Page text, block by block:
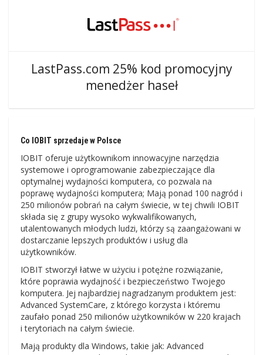
LastPass.com 25% kod promocyjny
menedżer haseł
Co IOBIT sprzedaje w Polsce
IOBIT oferuje użytkownikom innowacyjne narzędzia
systemowe i oprogramowanie zabezpieczające dla
optymalnej wydajności komputera, co pozwala na
poprawę wydajności komputera; Mają ponad 100 nagród i
250 milionów pobrań na całym świecie, w tej chwili IOBIT
składa się z grupy wysoko wykwalifikowanych,
utalentowanych młodych ludzi, którzy są zaangażowani w
dostarczanie lepszych produktów i usług dla
użytkowników.
IOBIT stworzył łatwe w użyciu i potężne rozwiązanie,
które poprawia wydajność i bezpieczeństwo Twojego
komputera. Jej najbardziej nagradzanym produktem jest:
Advanced SystemCare, z którego korzysta i któremu
zaufało ponad 250 milionów użytkowników w 220 krajach
i terytoriach na całym świecie.
Mają produkty dla Windows, takie jak: Advanced